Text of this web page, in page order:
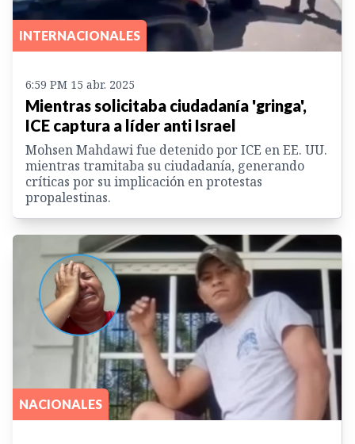
INTERNACIONALES
6:59 PM 15 abr. 2025
Mientras solicitaba ciudadanía 'gringa',
ICE captura a líder anti Israel
Mohsen Mahdawi fue detenido por ICE en EE. UU.
mientras tramitaba su ciudadanía, generando
críticas por su implicación en protestas
propalestinas.
NACIONALES